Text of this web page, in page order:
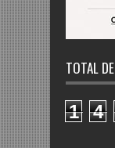
TOTAL
1 4